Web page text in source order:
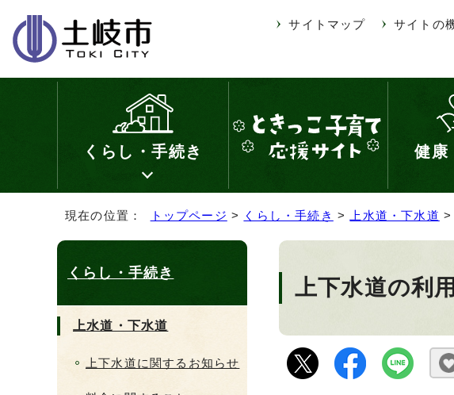
サイトマップ サイトの
くらし・手続き 健康
現在の位置： トップページ > くらし・手続き > 上水道・下水道 >
上下水道の利
くらし・手続き
上水道・下水道
上下水道に関するお知らせ